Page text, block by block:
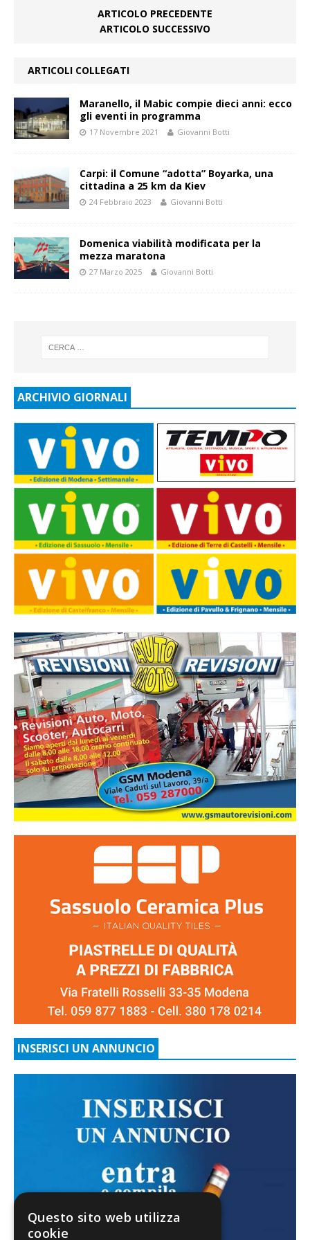
ARTICOLO PRECEDENTE
ARTICOLO SUCCESSIVO
ARTICOLI COLLEGATI
Maranello, il Mabic compie dieci anni: ecco
gli eventi in programma
17 Novembre 2021 Giovanni Botti
Carpi: il Comune “adotta” Boyarka, una
cittadina a 25 km da Kiev
24 Febbraio 2023 Giovanni Botti
Domenica viabilità modificata per la
mezza maratona
27 Marzo 2025 Giovanni Botti
ARCHIVIO GIORNALI
INSERISCI UN ANNUNCIO
Questo sito web utilizza
cookie